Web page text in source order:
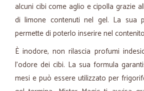
alcuni cibi come aglio e cipolla grazie
di limone contenuti nel gel. La sua
permette di poterlo inserire nel
È inodore, non rilascia profumi
l'odore dei cibi. La sua formula
mesi e può essere utilizzato per